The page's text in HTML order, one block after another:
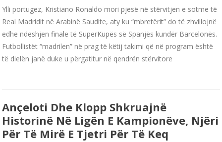
Ylli portugez, Kristiano Ronaldo mori pjesë në stërvitjen e sotme të
Real Madridit në Arabinë Saudite, aty ku “mbretërit” do të zhvillojnë
edhe ndeshjen finale të SuperKupës së Spanjës kundër Barcelonës.
Futbollistët “madrilen” në prag të këtij takimi që në program është
të dielën janë duke u përgatitur në qendrën stërvitore
Ançeloti Dhe Klopp Shkruajnë
Historinë Në Ligën E Kampionëve, Njëri
Për Të Mirë E Tjetri Për Të Keq